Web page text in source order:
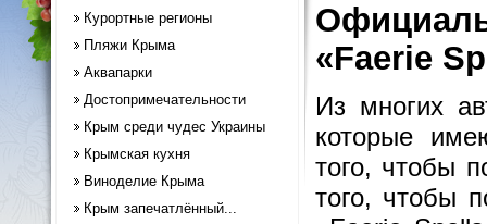
Курортные регионы
Пляжи Крыма
Аквапарки
Достопримечательности
Крым среди чудес Украины
Крымская кухня
Виноделие Крыма
Крым запечатлённый...
«Faerie
Из многих
которые
того, чтобы
того, чтобы